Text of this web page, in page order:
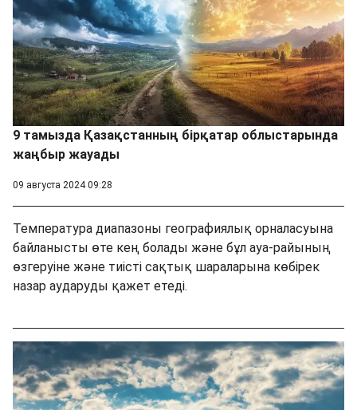
9 тамызда Қазақстанның бірқатар облыстарында
жаңбыр жауады
09 августа 2024 09:28
Температура диапазоны географиялық орналасуына
байланысты өте кең болады және бұл ауа-райының
өзгеруіне және тиісті сақтық шараларына көбірек
назар аударуды қажет етеді.